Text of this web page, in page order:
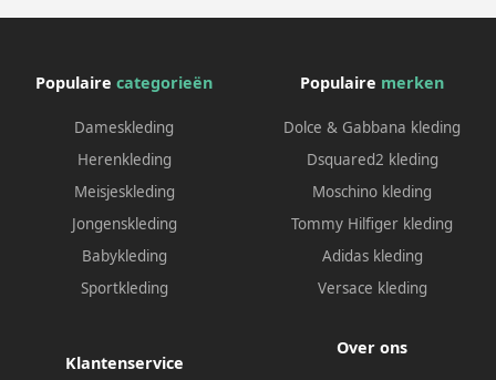
Populaire categorieën
Dameskleding
Herenkleding
Meisjeskleding
Jongenskleding
Babykleding
Sportkleding
Populaire merken
Dolce & Gabbana kleding
Dsquared2 kleding
Moschino kleding
Tommy Hilfiger kleding
Adidas kleding
Versace kleding
Klantenservice
Over ons